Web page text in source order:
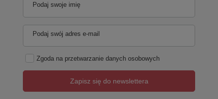
Podaj swoje imię
Podaj swój adres e-mail
Zgoda na przetwarzanie danych osobowych
Zapisz się do newslettera